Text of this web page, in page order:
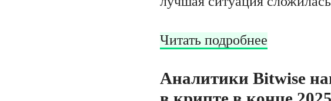
Читать подробнее
Аналитики Bitwise